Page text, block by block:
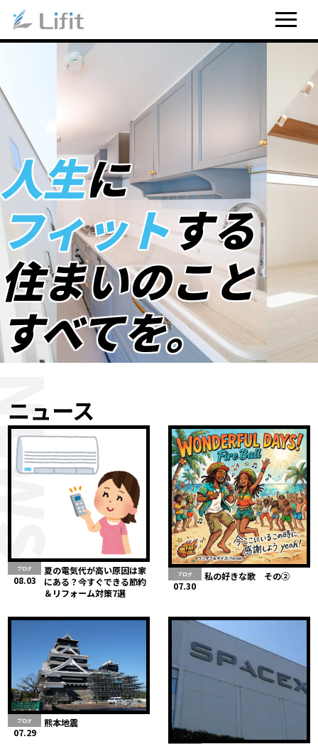
人生に
フィットする
住まいのこと
すべてを。
ニュース
ブログ
08.03
夏の電気代が高い原因は家
にある？今すぐできる節約
＆リフォーム対策7選
ブログ
07.30
私の好きな歌 その②
ブログ
07.29
熊本地震